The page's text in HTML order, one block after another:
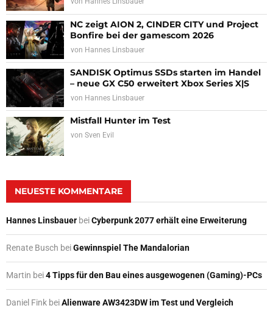
NC zeigt AION 2, CINDER CITY und Project
Bonfire bei der gamescom 2026
von Hannes Linsbauer
SANDISK Optimus SSDs starten im Handel
– neue GX C50 erweitert Xbox Series X|S
von Hannes Linsbauer
Mistfall Hunter im Test
von Sven Evil
NEUESTE KOMMENTARE
Hannes Linsbauer beiCyberpunk 2077 erhält eine Erweiterung
Renate Busch beiGewinnspiel The Mandalorian
Martin bei4 Tipps für den Bau eines ausgewogenen (Gaming)-PCs
Daniel Fink beiAlienware AW3423DW im Test und Vergleich